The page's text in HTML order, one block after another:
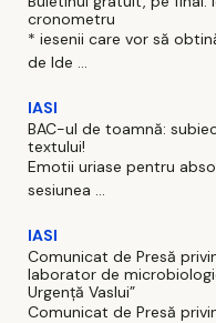
cronometru
* iesenii care vor să
de Ide ...
IASI
BAC-ul de toamnă:
textului!
Emotii uriase pentru
sesiunea ...
IASI
Comunicat de Presă
laborator de
Urgență Vaslui”
Comunicat de Presă